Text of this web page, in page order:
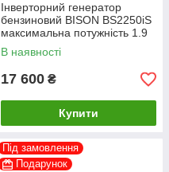
Інверторний генератор
бензиновий BISON BS2250iS
максимальна потужність 1.9
кВт
В наявності
17 600 ₴
Купити
Під замовлення
Подарунок